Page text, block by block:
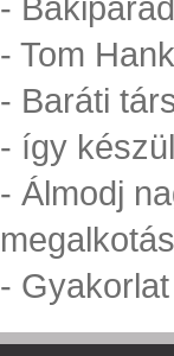
- Tom
- Baráti
- így
- Álmodj
-